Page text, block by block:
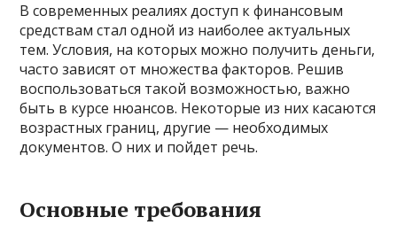
В современных реалиях доступ к финансовым
средствам стал одной из наиболее актуальных
тем. Условия, на которых можно получить деньги,
часто зависят от множества факторов. Решив
воспользоваться такой возможностью, важно
быть в курсе нюансов. Некоторые из них касаются
возрастных границ, другие — необходимых
документов. О них и пойдет речь.
Основные требования